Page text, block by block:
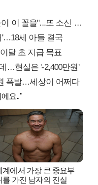
꼴을"...또 소신 발언
'…18세 아들 결국
달 초 지급 목표
…현실은 '-2,400만원'
폭발…세상이 어쩌다
요.."
계에서 가장 큰 중요부
를 가진 남자의 진실